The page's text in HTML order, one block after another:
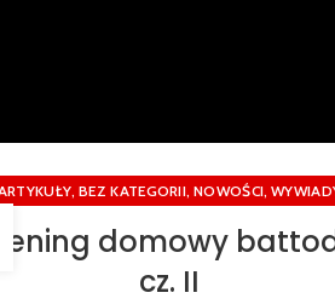
,BEZ KATEGORII,NOWOŚCI,
domowy
cz. II